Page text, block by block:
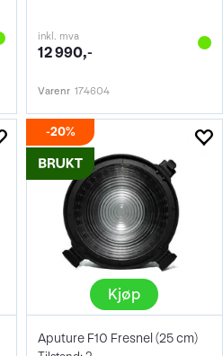
inkl. mva
12 990,-
Varenr 174604
20%
Kjøp
Aputure F10 Fresnel (25 cm)